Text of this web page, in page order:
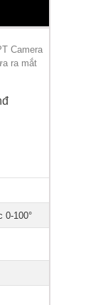
Camera
ra mắt
0-100°